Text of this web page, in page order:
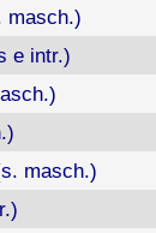
masch.)
e intr.)
masch.)